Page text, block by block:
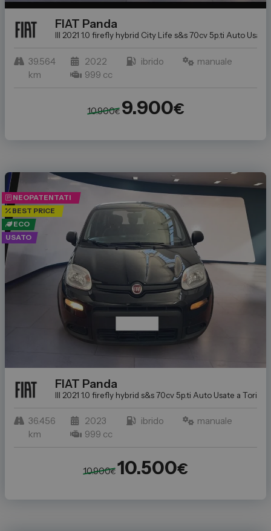
FIAT Panda
III 2021 1.0 firefly hybrid City Life s&s 70cv 5p.ti Auto Usate
39.564
km
2022 ibrido
manuale
999 cc
10.900€ 9.900€
NEOPATENTATI
BEST PRICE
ECO
USATO
FIAT Panda
III 2021 1.0 firefly hybrid s&s 70cv 5p.ti Auto Usate a
36.456
km
2023 ibrido
manuale
999 cc
10.900€ 10.500€